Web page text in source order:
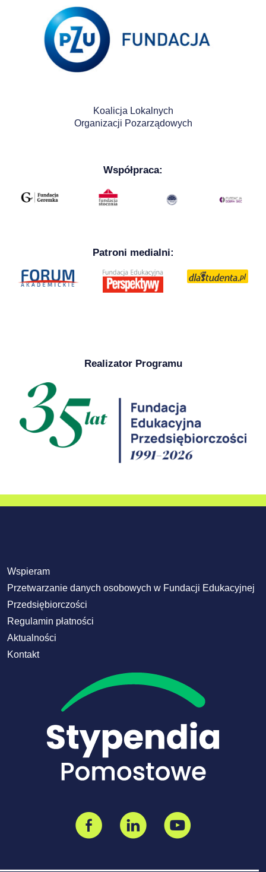
Koalicja Lokalnych
Organizacji Pozarządowych
Współpraca:
Patroni medialni:
Realizator Programu
Wspieram
Przetwarzanie danych osobowych w Fundacji Edukacyjnej
Przedsiębiorczości
Regulamin płatności
Aktualności
Kontakt